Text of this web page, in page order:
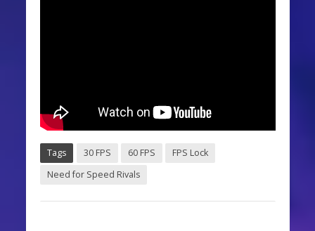
Tags 30 FPS 60 FPS
FPS Lock
Need for Speed Rivals